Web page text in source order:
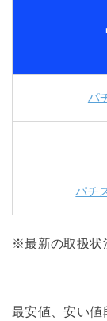
パ
パチ
※最新の取扱状
最安値、安い値